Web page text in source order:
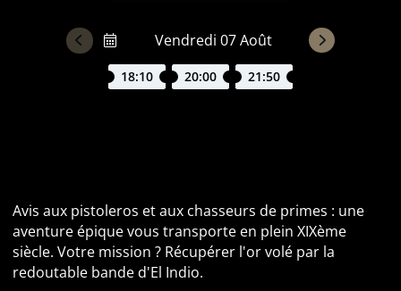
18:10 20:00 21:50
Avis aux pistoleros et aux chasseurs de primes : une
aventure épique vous transporte en plein XIXème
siècle. Votre mission ? Récupérer l'or volé par la
redoutable bande d'El Indio.